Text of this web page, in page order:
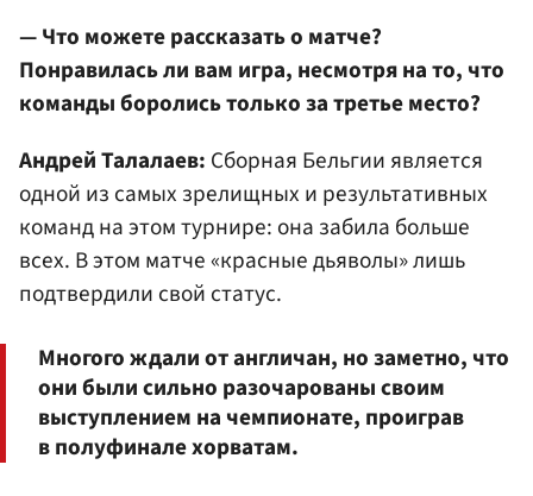
— Что можете рассказать о матче?
Понравилась ли вам игра, несмотря на то, что
команды боролись только за третье место?
Андрей Талалаев: Сборная Бельгии является
одной из самых зрелищных и результативных
команд на этом турнире: она забила больше
всех. В этом матче «красные дьяволы» лишь
подтвердили свой статус.
Многого ждали от англичан, но заметно, что
они были сильно разочарованы своим
выступлением на чемпионате, проиграв
в полуфинале хорватам.